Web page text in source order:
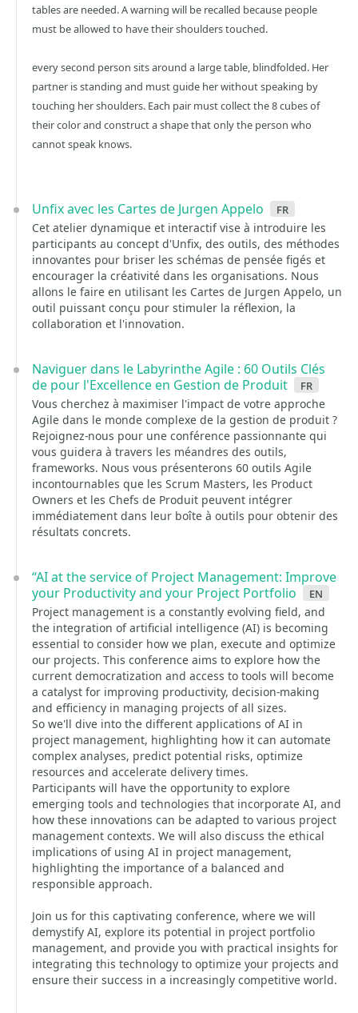
tables are needed. A warning will be recalled because people
must be allowed to have their shoulders touched.
every second person sits around a large table, blindfolded. Her
partner is standing and must guide her without speaking by
touching her shoulders. Each pair must collect the 8 cubes of
their color and construct a shape that only the person who
cannot speak knows.
Unfix avec les Cartes de Jurgen Appelo fr
Cet atelier dynamique et interactif vise à introduire les
participants au concept d'Unfix, des outils, des méthodes
innovantes pour briser les schémas de pensée figés et
encourager la créativité dans les organisations. Nous
allons le faire en utilisant les Cartes de Jurgen Appelo, un
outil puissant conçu pour stimuler la réflexion, la
collaboration et l'innovation.
Naviguer dans le Labyrinthe Agile : 60 Outils Clés
de pour l'Excellence en Gestion de Produit
fr
Vous cherchez à maximiser l'impact de votre approche
Agile dans le monde complexe de la gestion de produit ?
Rejoignez-nous pour une conférence passionnante qui
vous guidera à travers les méandres des outils,
frameworks. Nous vous présenterons 60 outils Agile
incontournables que les Scrum Masters, les Product
Owners et les Chefs de Produit peuvent intégrer
immédiatement dans leur boîte à outils pour obtenir des
résultats concrets.
“AI at the service of Project Management: Improve
your Productivity and your Project Portfolio
en
Project management is a constantly evolving field, and
the integration of artificial intelligence (AI) is becoming
essential to consider how we plan, execute and optimize
our projects. This conference aims to explore how the
current democratization and access to tools will become
a catalyst for improving productivity, decision-making
and efficiency in managing projects of all sizes.
So we'll dive into the different applications of AI in
project management, highlighting how it can automate
complex analyses, predict potential risks, optimize
resources and accelerate delivery times.
Participants will have the opportunity to explore
emerging tools and technologies that incorporate AI, and
how these innovations can be adapted to various project
management contexts. We will also discuss the ethical
implications of using AI in project management,
highlighting the importance of a balanced and
responsible approach.
Join us for this captivating conference, where we will
demystify AI, explore its potential in project portfolio
management, and provide you with practical insights for
integrating this technology to optimize your projects and
ensure their success in a increasingly competitive world.